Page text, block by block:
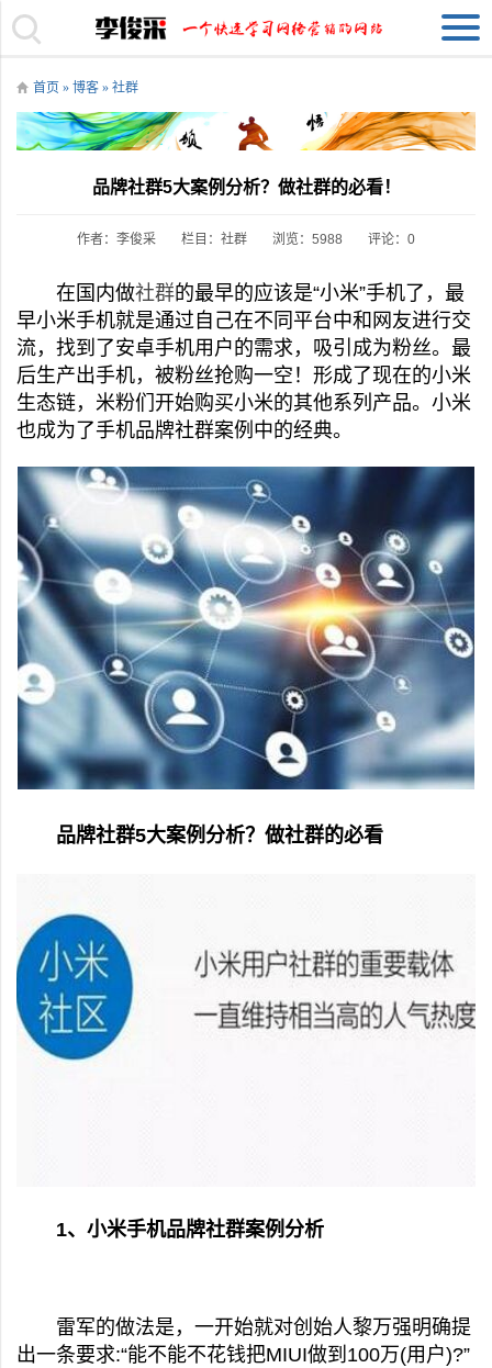
首页 » 博客 » 社群
品牌社群5大案例分析？做社群的必看！
作者：李俊采 栏目： 社群 浏览：5988 评论：0
在国内做社群的最早的应该是“小米”手机了，最
早小米手机就是通过自己在不同平台中和网友进行交
流，找到了安卓手机用户的需求，吸引成为粉丝。最
后生产出手机，被粉丝抢购一空！形成了现在的小米
生态链，米粉们开始购买小米的其他系列产品。小米
也成为了手机品牌社群案例中的经典。
品牌社群5大案例分析？做社群的必看
1、小米手机品牌社群案例分析
雷军的做法是，一开始就对创始人黎万强明确提
出一条要求:“能不能不花钱把MIUI做到100万(用户)?”